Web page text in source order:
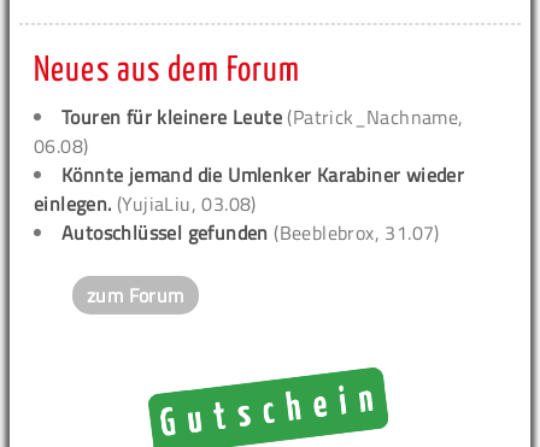
Neues aus dem Forum
Touren für kleinere Leute (Patrick_Nachname,
06.08)
Könnte jemand die Umlenker Karabiner wieder
einlegen. (YujiaLiu, 03.08)
Autoschlüssel gefunden (Beeblebrox, 31.07)
zum Forum